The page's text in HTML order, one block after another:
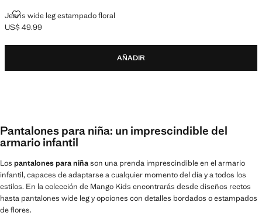
Jeans wide leg estampado floral
JEANS WIDE LEG ESTAMPADO FLORAL
Precio actual [US$ 49.99 ]
US$ 49.99
AÑADIR
Pantalones para niña: un imprescindible del
armario infantil
Los pantalones para niñason una prenda imprescindible en el armario
infantil, capaces de adaptarse a cualquier momento del día y a todos los
estilos. En la colección de Mango Kids encontrarás desde diseños rectos
hasta pantalones wide leg y opciones con detalles bordados o estampados
de flores.